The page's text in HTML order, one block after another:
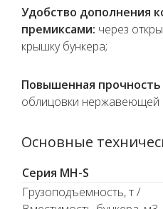
Удобство дополнения
премиксами: через
крышку бункера;
Повышенная прочность
облицовки нержавеющей
Основные
Серия MH-S
Грузоподъемность, т /